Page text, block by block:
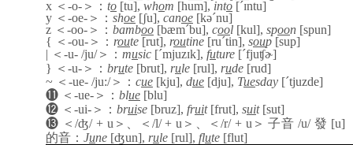
x ＜ -o- ＞： to [tu], whom [hum], into [´ɪntu]
y ＜ -oe- ＞： shoe [ʃu], canoe [kə´nu]
z ＜ -oo- ＞： bamboo [bæm´bu], cool [kul], spoon [spun]
{ ＜ -ou- ＞： route [rut], routine [ru´tin], soup [sup]
| ＜ -u- /ju/＞： music [´mjuzɪk], future [´fjuʧɚ]
} ＜ -u- ＞： brute [brut], rule [rul], rude [rud]
~ ＜ -ue- /ju:/＞： cue [kju], due [dju], Tuesday [´tjuzde]
⓫ ＜ -ue- ＞： blue [blu]
⓬ ＜ -ui- ＞： bruise [bruz], fruit [frut], suit[sut]
⓭ ＜/ʤ/ + u ＞ ＜ /l/ + u ＞ ＜/r/ + u ＞ 子音 /u/ 發 [u]
的音 ： June [ʤun], rule [rul], flute [flut]